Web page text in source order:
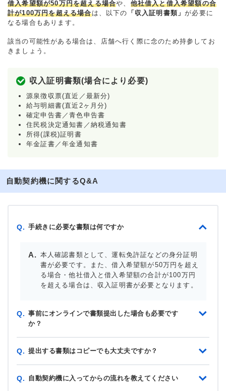
借入希望額が50万円を超える場合や、 他社借入と借入希望額の合
計が100万円を超える場合は、以下の 「収入証明書類」が必要に
なる場合もあります。
該当の可能性がある場合は、店舗へ行く際に念のため持参してお
きましょう。
収入証明書類(場合により必要)
源泉徴収票(直近／最新分)
給与明細書(直近2ヶ月分)
確定申告書／青色申告書
住民税決定通知書／納税通知書
所得(課税)証明書
年金証書／年金通知書
自動契約機に関するQ&A
Q. 手続きに必要な書類は何ですか
本人確認書類として、運転免許証などの身分証明
書が必要です。また、借入希望額が50万円を超え
る場合・他社借入と借入希望額の合計が100万円
を超える場合は、収入証明書が必要となります。
Q. 事前にオンラインで書類提出した場合も必要です
か？
Q. 提出する書類はコピーでも大丈夫ですか？
Q. 自動契約機に入ってからの流れを教えてください